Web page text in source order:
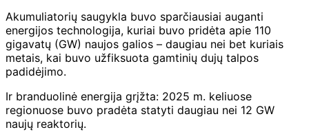
Akumuliatorių saugykla buvo sparčiausiai auganti
energijos technologija, kuriai buvo pridėta apie 110
gigavatų (GW) naujos galios – daugiau nei bet kuriais
metais, kai buvo užfiksuota gamtinių dujų talpos
padidėjimo.
Ir branduolinė energija grįžta: 2025 m. keliuose
regionuose buvo pradėta statyti daugiau nei 12 GW
naujų reaktorių.